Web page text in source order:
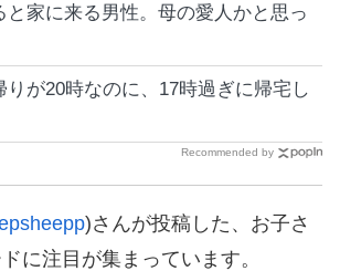
と家に来る男性。母の愛人かと思っ
りが20時なのに、17時過ぎに帰宅し
Recommended by
)さんが投稿した、お子さ
に注目が集まっています。